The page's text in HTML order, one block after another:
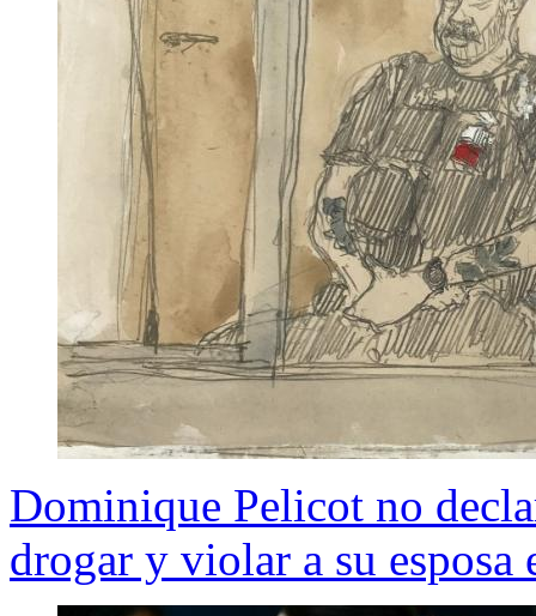
Dominique Pelicot no
drogar y violar a su esposa